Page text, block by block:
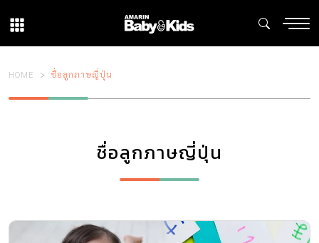
HOME ชื่อลูกภาษญี่ปุ่น
ชื่อลูกภาษญี่ปุ่น